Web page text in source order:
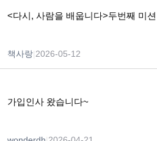
<다시, 사람을 배웁니다>두번째 미션
책사랑 2026-05-12
가입인사 왔습니다~